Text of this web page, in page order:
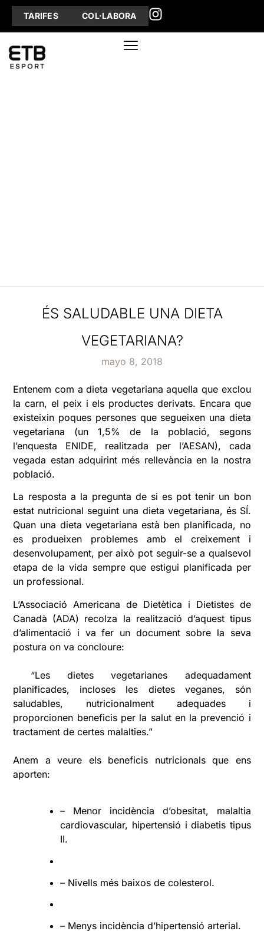
TARIFES COL·LABORA
ÉS SALUDABLE UNA DIETA
VEGETARIANA?
mayo 8, 2018
Entenem com a dieta vegetariana aquella que exclou
la carn, el peix i els productes derivats. Encara que
existeixin poques persones que segueixen una dieta
vegetariana (un 1,5% de la població, segons
l’enquesta ENIDE, realitzada per l’AESAN), cada
vegada estan adquirint més rellevància en la nostra
població.
La resposta a la pregunta de si es pot tenir un bon
estat nutricional seguint una dieta vegetariana, és SÍ.
Quan una dieta vegetariana està ben planificada, no
es produeixen problemes amb el creixement i
desenvolupament, per això pot seguir-se a qualsevol
etapa de la vida sempre que estigui planificada per
un professional.
L’Associació Americana de Dietètica i Dietistes de
Canadà (ADA) recolza la realització d’aquest tipus
d’alimentació i va fer un document sobre la seva
postura on va concloure:
“Les dietes vegetarianes adequadament
planificades, incloses les dietes veganes, són
saludables, nutricionalment adequades i
proporcionen beneficis per la salut en la prevenció i
tractament de certes malalties.”
Anem a veure els beneficis nutricionals que ens
aporten:
– Menor incidència d’obesitat, malaltia
cardiovascular, hipertensió i diabetis tipus
II.
– Nivells més baixos de colesterol.
– Menys incidència d’hipertensió arterial.